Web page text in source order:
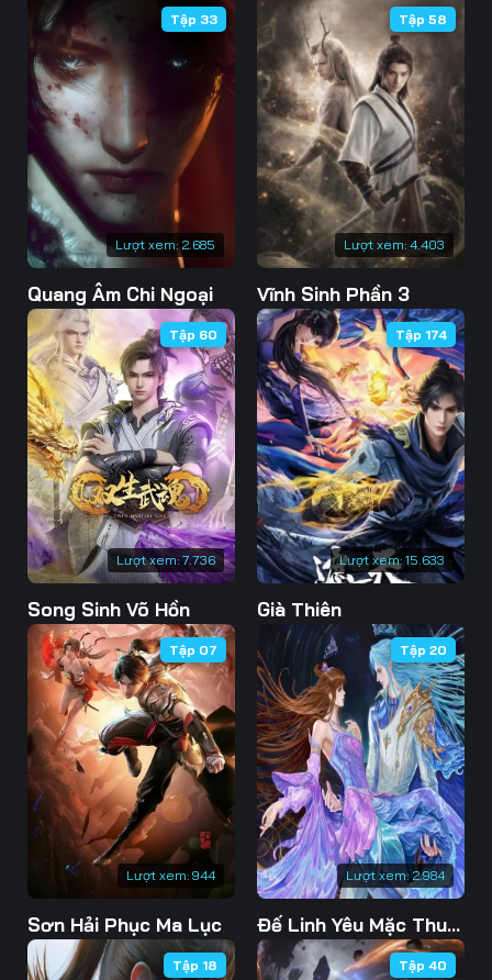
Lượt xem: 2.685
Tập 33
Quang Âm Chi Ngoại
Lượt xem: 4.403
Tập 58
Vĩnh Sinh Phần 3
Lượt xem: 7.736
Tập 60
Song Sinh Võ Hồn
Lượt xem: 15.633
Tập 174
Già Thiên
Lượt xem: 944
Tập 07
Sơn Hải Phục Ma Lục
Lượt xem: 2.984
Tập 20
Đế Linh Yêu Mặc Thuỷ Linh Lung
Tập 18 Tập 40